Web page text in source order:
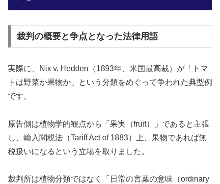
裁判の概要と争点となった法律用語
実際に、Nix v. Hedden（1893年、米国最高裁）が「トマ
トは野菜か果物か」という分類をめぐって争われた典型例
です。
原告側は植物学的観点から「果実（fruit）」であると主張
し、輸入関税法（Tariff Act of 1883）上、果物であれば無
税扱いになるという立場を取りました。
裁判所は植物分類ではなく「日常の言葉の意味（ordinary